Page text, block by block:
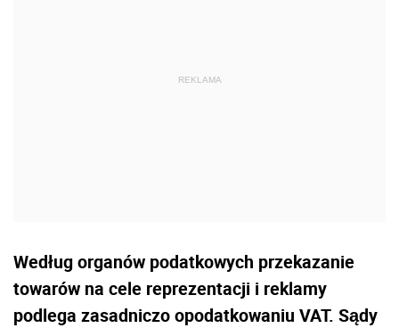
Według organów podatkowych przekazanie
towarów na cele reprezentacji i reklamy
podlega zasadniczo opodatkowaniu VAT. Sądy